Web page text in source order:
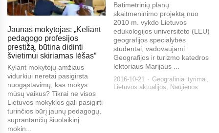
Jaunas mokytojas: „Keliant
pedagogo profesijos
prestižą, būtina didinti
švietimui skiriamas lėšas”
Kylant mokytojų amžiaus
vidurkiui neretai pasigirsta
nuogąstavimų, kas mokys
mūsų vaikus? Tikrai ne visos
Lietuvos mokyklos gali pasigirti
turinčios būrį jaunų pedagogų,
suprantančių šiuolaikinį
mokin...
Batimetrinių planų
skaitmeninimo projektą nuo
2010 m. vykdo Lietuvos
edukologijos universiteto (LEU)
geografijos specialybės
studentai, vadovaujami
Geografijos ir turizmo katedros
lektoriaus Marijaus ...
2016-10-21 Geografiniai tyrimai
Lietuvos aktualijos
Naujienos